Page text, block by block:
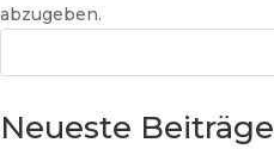
abzugeben.
Neueste Beiträge